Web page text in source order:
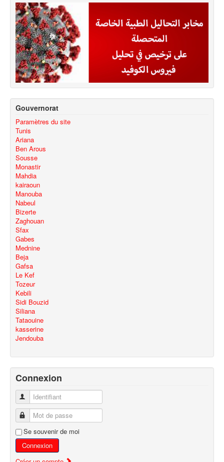
Gouvernorat
Paramètres du site
Tunis
Ariana
Ben Arous
Sousse
Monastir
Mahdia
kairaoun
Manouba
Nabeul
Bizerte
Zaghouan
Sfax
Gabes
Mednine
Beja
Gafsa
Le Kef
Tozeur
Kebili
Sidi Bouzid
Siliana
Tataouine
kasserine
Jendouba
Connexion
Identifiant
Mot de passe
Se souvenir de moi
Connexion